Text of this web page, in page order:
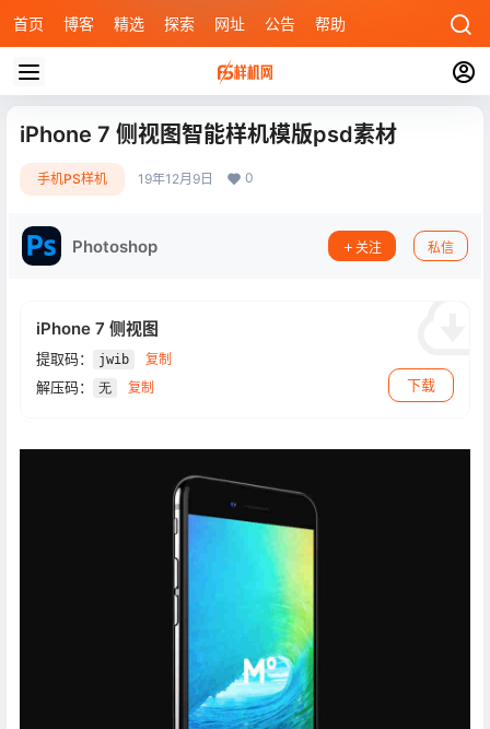
首页 博客 精选 探索 网址 公告 帮助
iPhone 7 侧视图智能样机模版psd素材
手机PS样机 19年12月9日 0
Photoshop 关注 私信
iPhone 7 侧视图
提取码： jwib 复制
解压码： 无 复制 下载